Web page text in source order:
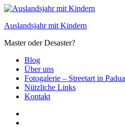
Zum
springen
Auslandsjahr mit Kindern
Master oder Desaster?
Blog
Über uns
Fotogalerie – Streetart in Padua
Nützliche Links
Kontakt